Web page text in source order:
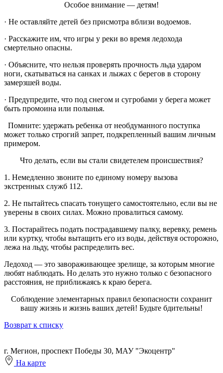
Особое внимание — детям!
· Не оставляйте детей без присмотра вблизи водоемов.
· Расскажите им, что игры у реки во время ледохода
смертельно опасны.
· Объясните, что нельзя проверять прочность льда ударом
ноги, скатываться на санках и лыжах с берегов в сторону
замерзшей воды.
· Предупредите, что под снегом и сугробами у берега может
быть промоина или полынья.
Помните: удержать ребенка от необдуманного поступка
может только строгий запрет, подкрепленный вашим личным
примером.
Что делать, если вы стали свидетелем происшествия?
1. Немедленно звоните по единому номеру вызова
экстренных служб 112.
2. Не пытайтесь спасать тонущего самостоятельно, если вы не
уверены в своих силах. Можно провалиться самому.
3. Постарайтесь подать пострадавшему палку, веревку, ремень
или куртку, чтобы вытащить его из воды, действуя осторожно,
лежа на льду, чтобы распределить вес.
Ледоход — это завораживающее зрелище, за которым многие
любят наблюдать. Но делать это нужно только с безопасного
расстояния, не приближаясь к краю берега.
Соблюдение элементарных правил безопасности сохранит
вашу жизнь и жизнь ваших детей! Будьте бдительны!
Возврат к списку
г. Мегион, проспект Победы 30, МАУ "Экоцентр"
На карте